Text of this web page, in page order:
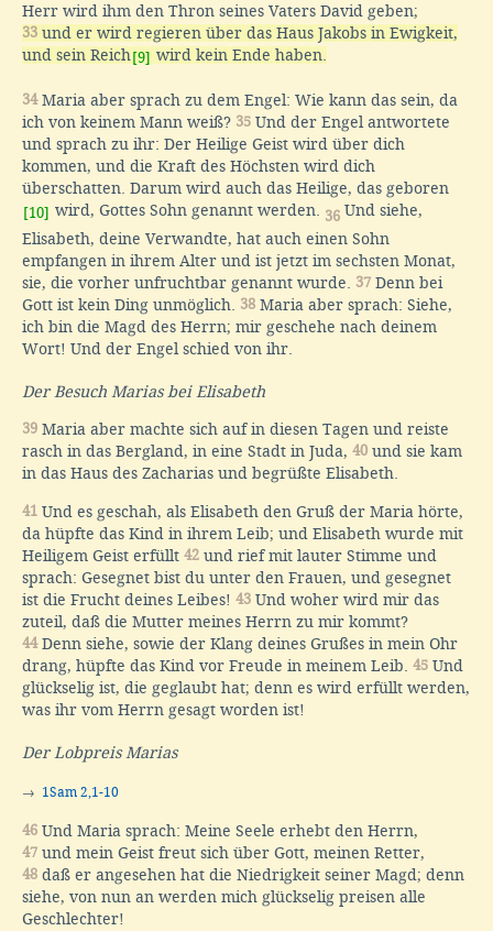
Herr wird ihm den Thron seines Vaters David geben;
33 und er wird regieren über das Haus Jakobs in Ewigkeit,
und sein Reich [9] wird kein Ende haben.
34Maria aber sprach zu dem Engel: Wie kann das sein, da
ich von keinem Mann weiß? 35 Und der Engel antwortete
und sprach zu ihr: Der Heilige Geist wird über dich
kommen, und die Kraft des Höchsten wird dich
überschatten. Darum wird auch das Heilige, das geboren
[10] wird, Gottes Sohn genannt werden. 36 Und siehe,
Elisabeth, deine Verwandte, hat auch einen Sohn
empfangen in ihrem Alter und ist jetzt im sechsten Monat,
sie, die vorher unfruchtbar genannt wurde. 37 Denn bei
Gott ist kein Ding unmöglich. 38 Maria aber sprach: Siehe,
ich bin die Magd des Herrn; mir geschehe nach deinem
Wort! Und der Engel schied von ihr.
Der Besuch Marias bei Elisabeth
39 Maria aber machte sich auf in diesen Tagen und reiste
rasch in das Bergland, in eine Stadt in Juda, 40 und sie kam
in das Haus des Zacharias und begrüßte Elisabeth.
41 Und es geschah, als Elisabeth den Gruß der Maria hörte,
da hüpfte das Kind in ihrem Leib; und Elisabeth wurde mit
Heiligem Geist erfüllt 42 und rief mit lauter Stimme und
sprach: Gesegnet bist du unter den Frauen, und gesegnet
ist die Frucht deines Leibes! 43 Und woher wird mir das
zuteil, daß die Mutter meines Herrn zu mir kommt?
44Denn siehe, sowie der Klang deines Grußes in mein Ohr
drang, hüpfte das Kind vor Freude in meinem Leib. 45 Und
glückselig ist, die geglaubt hat; denn es wird erfüllt werden,
was ihr vom Herrn gesagt worden ist!
Der Lobpreis Marias
→ 1Sam 2,1-10
46 Und Maria sprach: Meine Seele erhebt den Herrn,
47 und mein Geist freut sich über Gott, meinen Retter,
48 daß er angesehen hat die Niedrigkeit seiner Magd; denn
siehe, von nun an werden mich glückselig preisen alle
Geschlechter!